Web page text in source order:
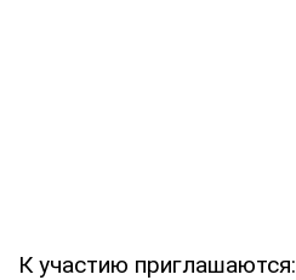
К участию приглашаются: